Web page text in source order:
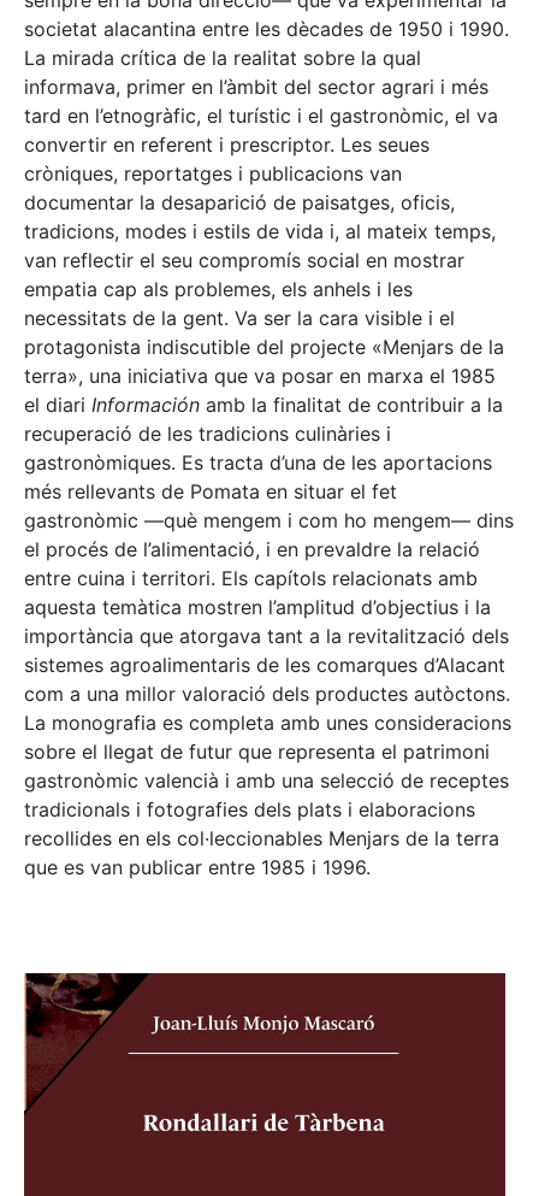
societat alacantina entre les dècades de 1950 i 1990.
La mirada crítica de la realitat sobre la qual
informava, primer en l’àmbit del sector agrari i més
tard en l’etnogràfic, el turístic i el gastronòmic, el va
convertir en referent i prescriptor. Les seues
cròniques, reportatges i publicacions van
documentar la desaparició de paisatges, oficis,
tradicions, modes i estils de vida i, al mateix temps,
van reflectir el seu compromís social en mostrar
empatia cap als problemes, els anhels i les
necessitats de la gent. Va ser la cara visible i el
protagonista indiscutible del projecte «Menjars de la
terra», una iniciativa que va posar en marxa el 1985
el diari Información amb la finalitat de contribuir a la
recuperació de les tradicions culinàries i
gastronòmiques. Es tracta d’una de les aportacions
més rellevants de Pomata en situar el fet
gastronòmic —què mengem i com ho mengem— dins
el procés de l’alimentació, i en prevaldre la relació
entre cuina i territori. Els capítols relacionats amb
aquesta temàtica mostren l’amplitud d’objectius i la
importància que atorgava tant a la revitalització dels
sistemes agroalimentaris de les comarques d’Alacant
com a una millor valoració dels productes autòctons.
La monografia es completa amb unes consideracions
sobre el llegat de futur que representa el patrimoni
gastronòmic valencià i amb una selecció de receptes
tradicionals i fotografies dels plats i elaboracions
recollides en els col·leccionables Menjars de la terra
que es van publicar entre 1985 i 1996.